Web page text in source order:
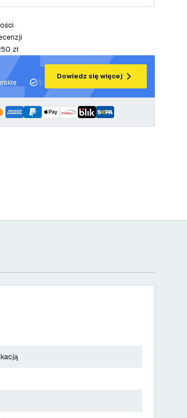
zł
Wsparcie projektowe i plany oświetleniowe
Dowiedz się więcej